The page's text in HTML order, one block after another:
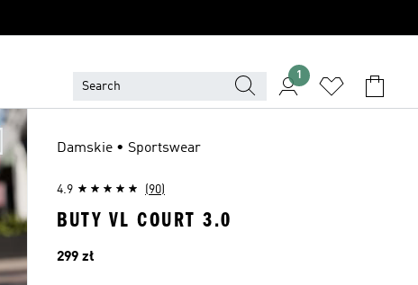
1
Damskie • Sportswear
4.9 (90)
BUTY VL COURT 3.0
Cena
299 zł